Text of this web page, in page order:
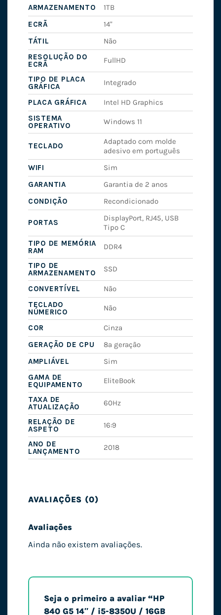
ARMAZENAMENTO
1TB
ECRÃ
14"
TÁTIL
Não
RESOLUÇÃO DO
ECRÃ
FullHD
TIPO DE PLACA
GRÁFICA
Integrado
PLACA GRÁFICA
Intel HD Graphics
SISTEMA
OPERATIVO
Windows 11
TECLADO
Adaptado com molde
adesivo em português
WIFI
Sim
GARANTIA
Garantia de 2 anos
CONDIÇÃO
Recondicionado
PORTAS
DisplayPort, RJ45, USB
Tipo C
TIPO DE MEMÓRIA
RAM
DDR4
TIPO DE
ARMAZENAMENTO
SSD
CONVERTÍVEL
Não
TECLADO
NÚMERICO
Não
COR
Cinza
GERAÇÃO DE CPU
8ª geração
AMPLIÁVEL
Sim
GAMA DE
EQUIPAMENTO
EliteBook
TAXA DE
ATUALIZAÇÃO
60Hz
RELAÇÃO DE
ASPETO
16:9
ANO DE
LANÇAMENTO
2018
AVALIAÇÕES (0)
Avaliações
Ainda não existem avaliações.
Seja o primeiro a avaliar “HP
840 G5 14″ / i5-8350U / 16GB